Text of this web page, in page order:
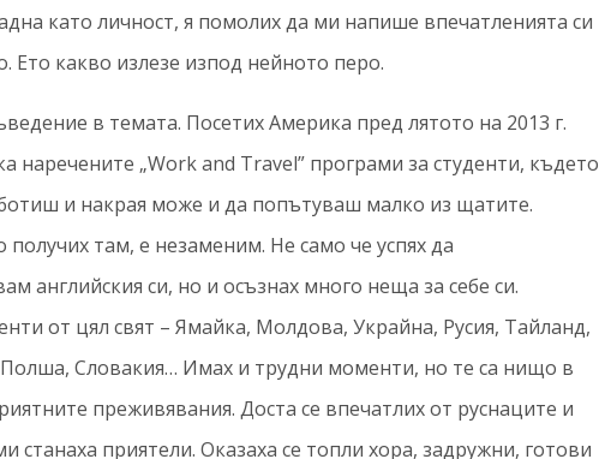
като личност, я помолих да ми напише впечатленията си
Ето какво излезе изпод нейното перо.
в темата. Посетих Америка пред лятото на 2013 г.
наречените „Work and Travel” програми за студенти, където
и накрая може и да попътуваш малко из щатите.
там, е незаменим. Не само че успях да
английския си, но и осъзнах много неща за себе си.
от цял свят – Ямайка, Молдова, Украйна, Русия, Тайланд,
Словакия… Имах и трудни моменти, но те са нищо в
преживявания. Доста се впечатлих от руснаците и
станаха приятели. Оказаха се топли хора, задружни, готови